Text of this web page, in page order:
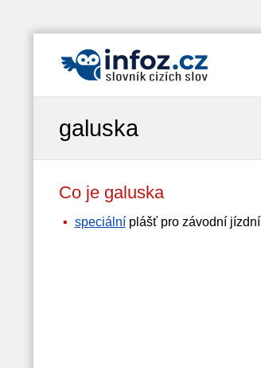
galuska
Co je galuska
speciálníplášť pro závodní jízdní